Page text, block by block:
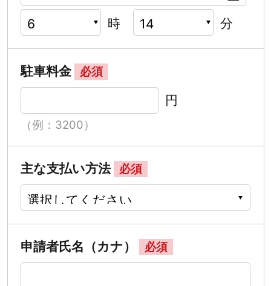
時 分
駐車料金 必須
円
（例：3200）
主な支払い方法 必須
申請者氏名（カナ） 必須